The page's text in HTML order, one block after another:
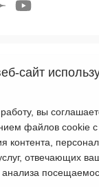
лиц
сайт
вы
файлов cookie
контента,
отвечающих